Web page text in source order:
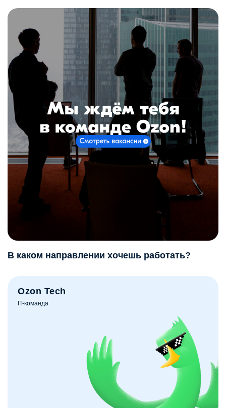
В каком направлении хочешь работать?
Ozon Tech
IT-команда